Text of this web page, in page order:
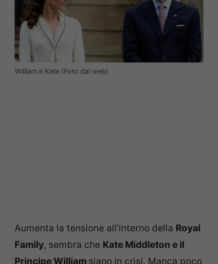
William e Kate (Foto dal web)
Aumenta la tensione all’interno della Royal
Family, sembra che Kate Middleton e il
Principe William siano in crisi. Manca poco